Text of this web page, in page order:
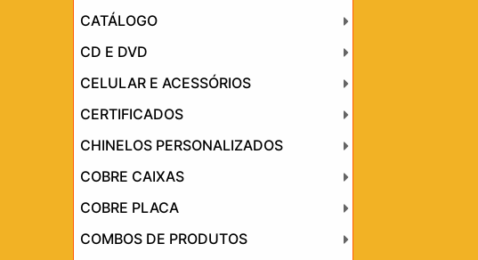
CATÁLOGO
CD E DVD
CELULAR E ACESSÓRIOS
CERTIFICADOS
CHINELOS PERSONALIZADOS
COBRE CAIXAS
COBRE PLACA
COMBOS DE PRODUTOS